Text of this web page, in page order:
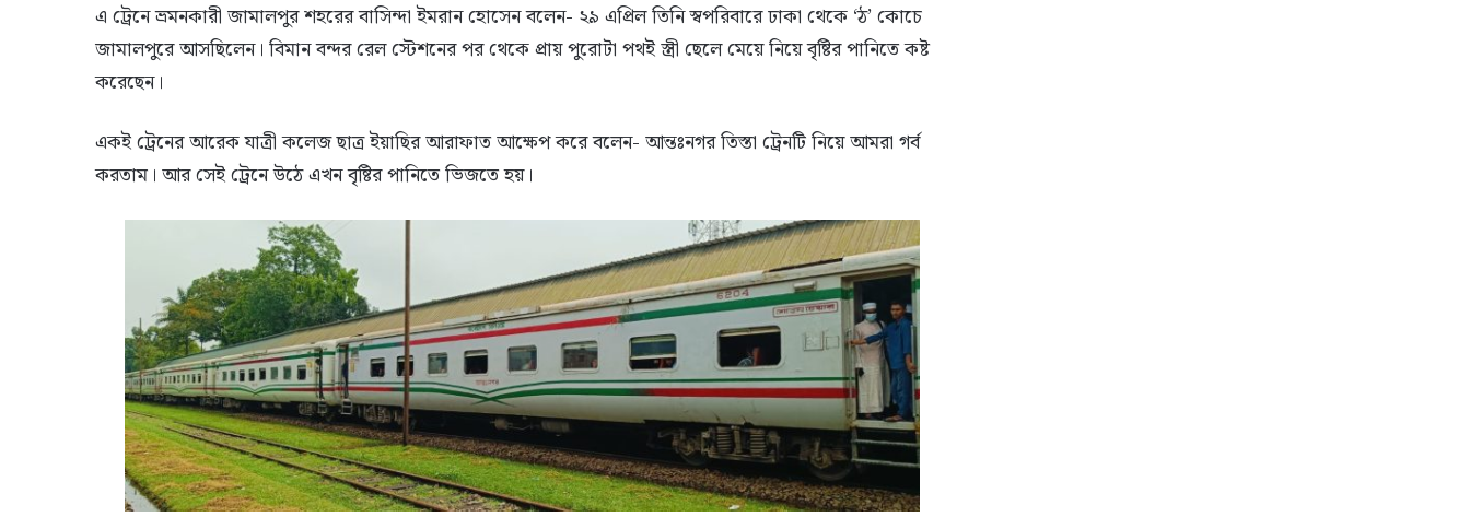
এ ট্রেনে ভ্রমনকারী জামালপুর শহরের বাসিন্দা ইমরান হোসেন বলেন- ২৯ এপ্রিল তিনি স্বপরিবারে ঢাকা থেকে ‘ঠ’ কোচে
জামালপুরে আসছিলেন। বিমান বন্দর রেল স্টেশনের পর থেকে প্রায় পুরোটা পথই স্ত্রী ছেলে মেয়ে নিয়ে বৃষ্টির পানিতে কষ্ট
করেছেন।
একই ট্রেনের আরেক যাত্রী কলেজ ছাত্র ইয়াছির আরাফাত আক্ষেপ করে বলেন- আন্তঃনগর তিস্তা ট্রেনটি নিয়ে আমরা গর্ব
করতাম। আর সেই ট্রেনে উঠে এখন বৃষ্টির পানিতে ভিজতে হয়।